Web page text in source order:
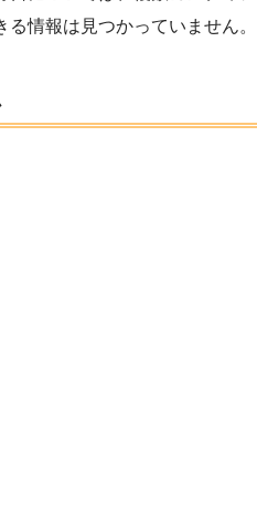
情報は見つかっていません。